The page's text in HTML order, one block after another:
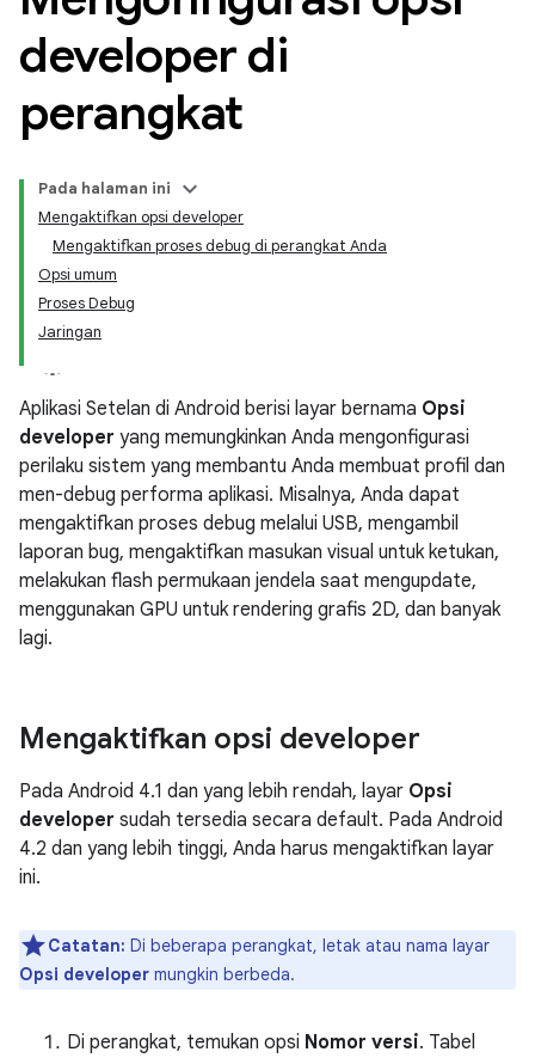
developer di
perangkat
Pada halaman ini
Mengaktifkan opsi developer
Mengaktifkan proses debug di perangkat Anda
Opsi umum
Proses Debug
Jaringan
Aplikasi Setelan di Android berisi layar bernama Opsi
developer yang memungkinkan Anda mengonfigurasi
perilaku sistem yang membantu Anda membuat profil dan
men-debug performa aplikasi. Misalnya, Anda dapat
mengaktifkan proses debug melalui USB, mengambil
laporan bug, mengaktifkan masukan visual untuk ketukan,
melakukan flash permukaan jendela saat mengupdate,
menggunakan GPU untuk rendering grafis 2D, dan banyak
lagi.
Mengaktifkan opsi developer
Pada Android 4.1 dan yang lebih rendah, layar Opsi
developer sudah tersedia secara default. Pada Android
4.2 dan yang lebih tinggi, Anda harus mengaktifkan layar
ini.
Catatan: Di beberapa perangkat, letak atau nama layar
Opsi developer mungkin berbeda.
Di perangkat, temukan opsi Nomor versi. Tabel